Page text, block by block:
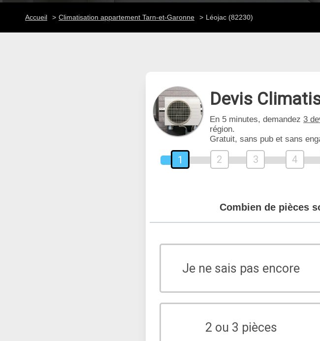
Accueil Climatisation appartement Tarn-et-Garonne Léojac (82230)
Devis
En 5 minutes, demandez 3
région.
Gratuit, sans pub et sans
1 2 3 4
Combien de pièces
Je ne sais pas encore
2 ou 3 pièces